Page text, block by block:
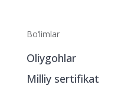
Bo‘limlar
Oliygohlar
Milliy sertifikat